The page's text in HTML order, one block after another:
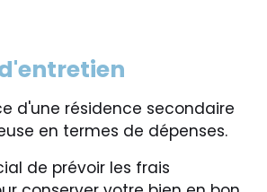
d'une résidence secondaire
en termes de dépenses.
de prévoir les frais